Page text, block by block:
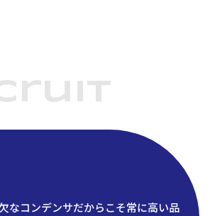
なコンデンサだからこそ常に高い品